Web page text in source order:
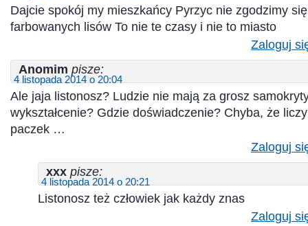
Dajcie spokój my mieszkańcy Pyrzyc nie zgodzimy
farbowanych lisów To nie te czasy i nie to miasto
Zaloguj
Anomim pisze:
4 listopada 2014 o 20:04
Ale jaja listonosz? Ludzie nie mają za grosz
wykształcenie? Gdzie doświadczenie? Chyba, że
paczek …
Zaloguj
xxx pisze:
4 listopada 2014 o 20:21
Listonosz też człowiek jak każdy znas
Zaloguj